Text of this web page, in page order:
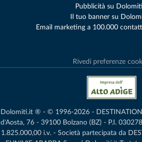
Pubblicità su
Il tuo banner su
Email marketing a 100.000
Rivedi preferenze
Dolomiti.it ® - © 1996-2026 - DESTINATION
d'Aosta, 76 - 39100 Bolzano (BZ) - P.I.
1.825.000,00 i.v. - Società partecipata da